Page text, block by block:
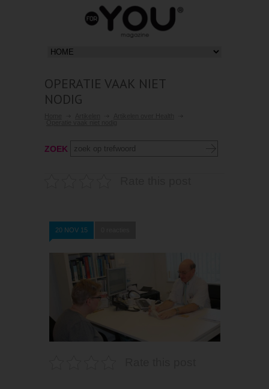
OPERATIE VAAK NIET
NODIG
ZOEK
20 NOV 15